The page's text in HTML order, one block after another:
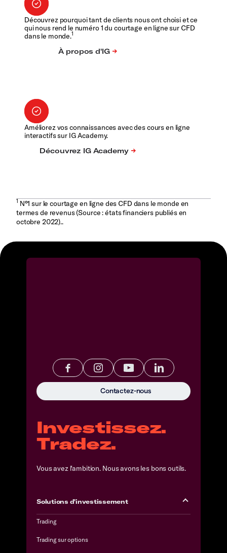
Découvrez pourquoi tant de clients nous ont choisi et ce
qui nous rend le numéro 1 du courtage en ligne sur CFD
dans le monde.1
Améliorez vos connaissances avec des cours en ligne
interactifs sur IG Academy.
1N°1 sur le courtage en ligne des CFD dans le monde en
termes de revenus (Source : états financiers publiés en
octobre 2022)..
Investissez.
Tradez.
Vous avez l'ambition. Nous avons les bons outils.
Solutions d'investissement
Trading
Trading sur options